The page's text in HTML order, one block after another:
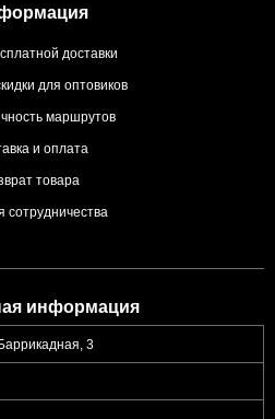
доставки
для оптовиков
маршрутов
и оплата
товара
сотрудничества
информация
3